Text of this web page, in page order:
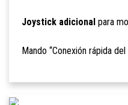
Joystick adicional para
Mando “Conexión rápida